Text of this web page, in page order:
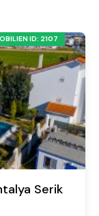
ID: 2107
Serik